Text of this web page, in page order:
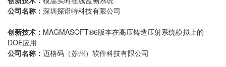
公司名称： 深圳探谱特科技有限公司
创新技术： MAGMASOFT®6版本在高压铸造压射系统模拟上的
DOE应用
公司名称： 迈格码（苏州）软件科技有限公司